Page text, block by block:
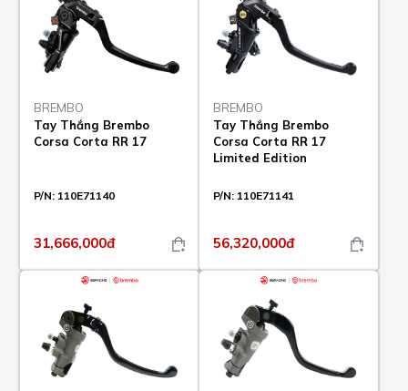
BREMBO
Tay Thắng Brembo
Corsa Corta RR 17
P/N: 110E71140
31,666,000đ
BREMBO
Tay Thắng Brembo
Corsa Corta RR 17
Limited Edition
P/N: 110E71141
56,320,000đ